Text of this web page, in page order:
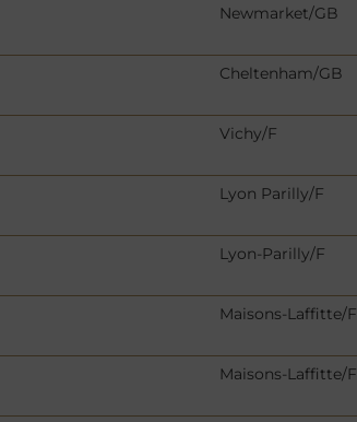
Newmarket/GB
Cheltenham/GB
Vichy/F
Lyon Parilly/F
Lyon-Parilly/F
Maisons-Laffitte/F
Maisons-Laffitte/F